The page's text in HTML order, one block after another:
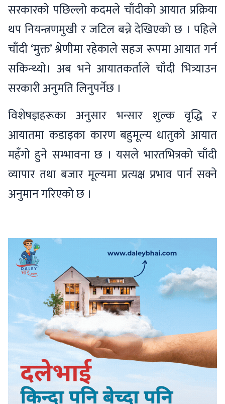
सरकारको पछिल्लो कदमले चाँदीको आयात प्रक्रिया
थप नियन्त्रणमुखी र जटिल बन्ने देखिएको छ । पहिले
चाँदी ‘मुक्त’ श्रेणीमा रहेकाले सहज रूपमा आयात गर्न
सकिन्थ्यो। अब भने आयातकर्ताले चाँदी भित्र्याउन
सरकारी अनुमति लिनुपर्नेछ ।
विशेषज्ञहरूका अनुसार भन्सार शुल्क वृद्धि र
आयातमा कडाइका कारण बहुमूल्य धातुको आयात
महँगो हुने सम्भावना छ । यसले भारतभित्रको चाँदी
व्यापार तथा बजार मूल्यमा प्रत्यक्ष प्रभाव पार्न सक्ने
अनुमान गरिएको छ ।